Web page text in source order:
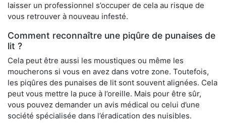
laisser un professionnel s’occuper de cela au risque de
vous retrouver à nouveau infesté.
Comment reconnaître une piqûre de punaises de
lit ?
Cela peut être aussi les moustiques ou même les
moucherons si vous en avez dans votre zone. Toutefois,
les piqûres des punaises de lit sont souvent alignées. Cela
peut vous mettre la puce à l’oreille. Mais pour être sûr,
vous pouvez demander un avis médical ou celui d’une
société spécialisée dans l’éradication des nuisibles.